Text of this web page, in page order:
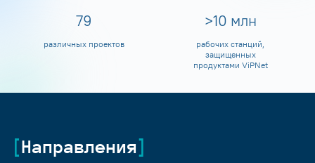
80
различных проектов
>10 млн
рабочих станций,
защищенных
продуктами ViPNet
Направления